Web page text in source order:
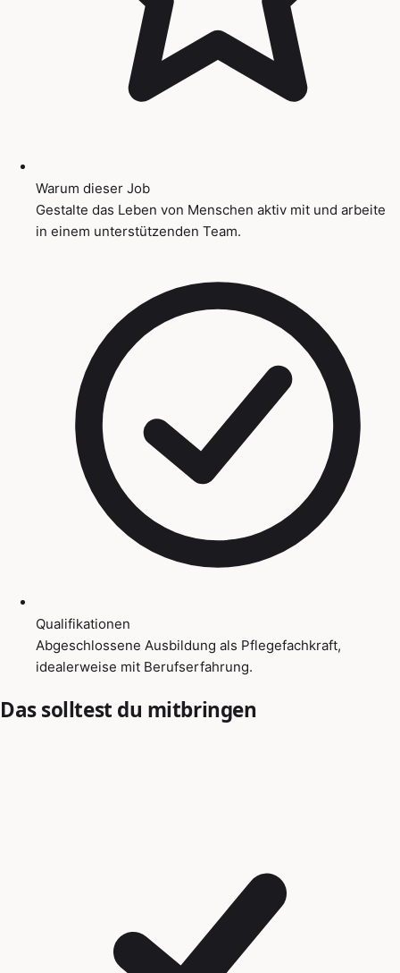
Warum dieser Job
Gestalte das Leben von Menschen aktiv mit und arbeite
in einem unterstützenden Team.
Qualifikationen
Abgeschlossene Ausbildung als Pflegefachkraft,
idealerweise mit Berufserfahrung.
Das solltest du mitbringen